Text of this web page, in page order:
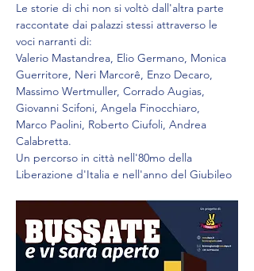
Le storie di chi non si voltò dall'altra parte
raccontate dai palazzi stessi attraverso le
voci narranti di:
Valerio Mastandrea, Elio Germano, Monica
Guerritore, Neri Marcorê, Enzo Decaro,
Massimo Wertmuller, Corrado Augias,
Giovanni Scifoni, Angela Finocchiaro,
Marco Paolini, Roberto Ciufoli, Andrea
Calabretta.
Un percorso in città nell'80mo della
Liberazione d'Italia e nell'anno del Giubileo